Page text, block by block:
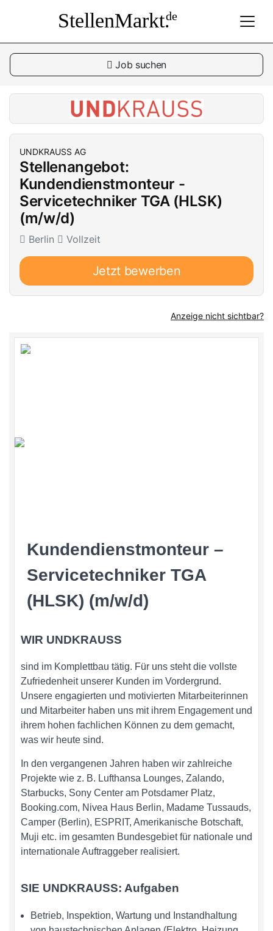
StellenMarkt.de
Job suchen
UNDKRAUSS AG
Stellenangebot:
Kundendienstmonteur -
Servicetechniker TGA (HLSK)
(m/w/d)
Berlin Vollzeit
Jetzt bewerben
Anzeige nicht sichtbar?